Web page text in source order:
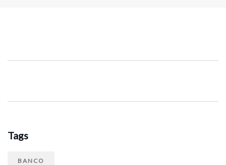
Tags
BANCO